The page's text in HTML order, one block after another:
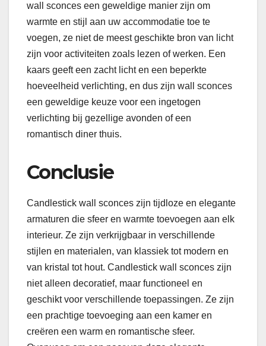
wall sconces een geweldige manier zijn om
warmte en stijl aan uw accommodatie toe te
voegen, ze niet de meest geschikte bron van licht
zijn voor activiteiten zoals lezen of werken. Een
kaars geeft een zacht licht en een beperkte
hoeveelheid verlichting, en dus zijn wall sconces
een geweldige keuze voor een ingetogen
verlichting bij gezellige avonden of een
romantisch diner thuis.
Conclusie
Candlestick wall sconces zijn tijdloze en elegante
armaturen die sfeer en warmte toevoegen aan elk
interieur. Ze zijn verkrijgbaar in verschillende
stijlen en materialen, van klassiek tot modern en
van kristal tot hout. Candlestick wall sconces zijn
niet alleen decoratief, maar functioneel en
geschikt voor verschillende toepassingen. Ze zijn
een prachtige toevoeging aan een kamer en
creëren een warm en romantische sfeer.